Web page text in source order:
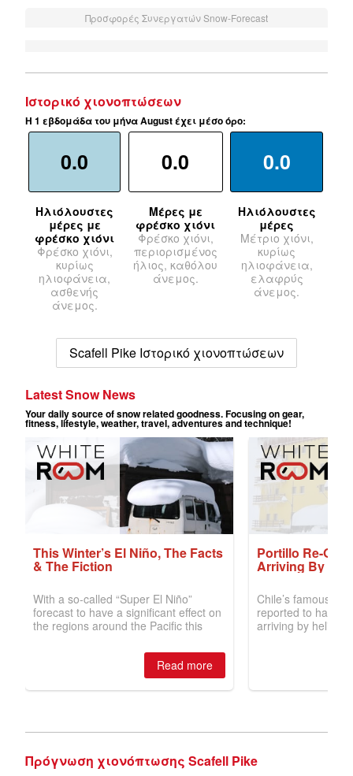
Προσφορές Συνεργατών Snow-Forecast
Ιστορικό χιονοπτώσεων
Η 1 εβδομάδα του μήνα August έχει μέσο όρο:
0.0
Ηλιόλουστες
μέρες με
φρέσκο χιόνι
Φρέσκο χιόνι,
κυρίως
ηλιοφάνεια,
ασθενής
άνεμος.
0.0
Μέρες με
φρέσκο χιόνι
Φρέσκο χιόνι,
περιορισμένος
ήλιος, καθόλου
άνεμος.
0.0
Ηλιόλουστες
μέρες
Μέτριο χιόνι,
κυρίως
ηλιοφάνεια,
ελαφρύς
άνεμος.
Scafell Pike Ιστορικό χιονοπτώσεων
Πρόγνωση χιονόπτωσης Scafell Pike